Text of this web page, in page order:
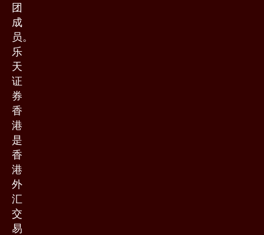
团
成
员。
乐
天
证
券
香
港
是
香
港
外
汇
交
易